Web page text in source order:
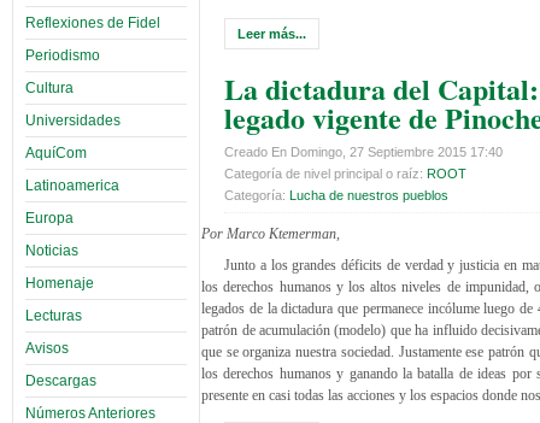
Reflexiones de Fidel
Periodismo
Cultura
Universidades
AquíCom
Latinoamerica
Europa
Noticias
Homenaje
Lecturas
Avisos
Descargas
Números Anteriores
Leer más...
La dictadura del
legado vigente de
Creado En Domingo, 27 Septiembre 2015 17:40
Categoría de nivel principal o raíz: ROOT
Categoría: Lucha de nuestros pueblos
Por Marco Ktemerman,
Junto a los grandes déficits de verdad y justicia en
los derechos humanos y los altos niveles de impunidad,
legados de la dictadura que permanece incólume luego
patrón de acumulación (modelo) que ha influido
que se organiza nuestra sociedad. Justamente ese patrón
los derechos humanos y ganando la batalla de ideas por
presente en casi todas las acciones y los espacios donde